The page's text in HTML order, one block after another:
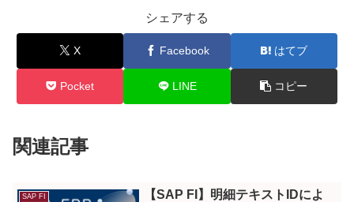
シェアする
X Facebook はてブ
Pocket LINE コピー
関連記事
SAP FI
【SAP FI】明細テキストIDによ